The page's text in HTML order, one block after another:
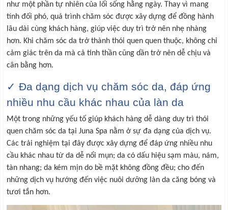
như một phần tự nhiên của lối sống hằng ngày. Thay vì mang
tính đối phó, quá trình chăm sóc được xây dựng để đồng hành
lâu dài cùng khách hàng, giúp việc duy trì trở nên nhẹ nhàng
hơn. Khi chăm sóc da trở thành thói quen quen thuộc, không chỉ
cảm giác trên da mà cả tinh thần cũng dần trở nên dễ chịu và
cân bằng hơn.
✓ Đa dạng dịch vụ chăm sóc da, đáp ứng
nhiều nhu cầu khác nhau của làn da
Một trong những yếu tố giúp khách hàng dễ dàng duy trì thói
quen chăm sóc da tại Juna Spa nằm ở sự đa dạng của dịch vụ.
Các trải nghiệm tại đây được xây dựng để đáp ứng nhiều nhu
cầu khác nhau từ da dễ nổi mụn; da có dấu hiệu sạm màu, nám,
tàn nhang; da kém mịn do bề mặt không đồng đều; cho đến
những dịch vụ hướng đến việc nuôi dưỡng làn da căng bóng và
tươi tắn hơn.